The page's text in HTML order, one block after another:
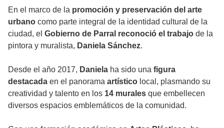
En el marco de la promoción y preservación del arte
urbano como parte integral de la identidad cultural de la
ciudad, el Gobierno de Parral reconoció el trabajo de la
pintora y muralista, Daniela Sánchez.
Desde el año 2017, Daniela ha sido una figura
destacada en el panorama artístico local, plasmando su
creatividad y talento en los 14 murales que embellecen
diversos espacios emblemáticos de la comunidad.